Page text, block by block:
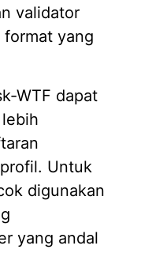
validator
yang
WTF dapat
Untuk
digunakan
yang andal